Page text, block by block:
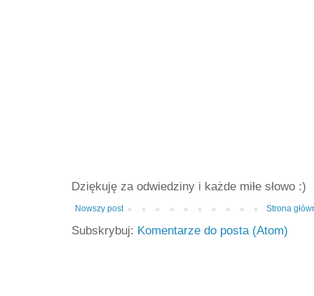
Dziękuję za odwiedziny i każde miłe słowo :)
Nowszy post Strona
Subskrybuj: Komentarze do posta (Atom)